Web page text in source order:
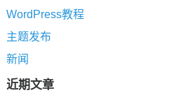
WordPress教程
主题发布
新闻
近期文章